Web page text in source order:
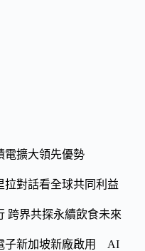
電擴大領先優勢
拉對話看全球共同利益
跨界共探永續飲食未來
子新加坡新廠啟用 AI